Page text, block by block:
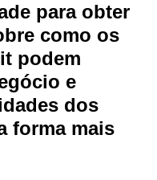
para obter
como os
podem
e
dos
forma mais